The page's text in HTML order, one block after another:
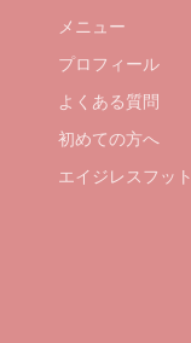
メニュー
プロフィール
よくある質問
初めての方へ
エイジレスフッ